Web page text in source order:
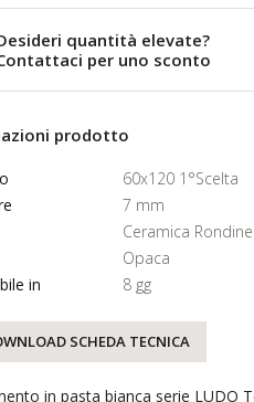
quantità elevate?
per uno sconto
prodotto
60x120 1°Scelta
7 mm
Ceramica Rondine
Opaca
in
8 gg
SCHEDA TECNICA
in pasta bianca serie LUDO